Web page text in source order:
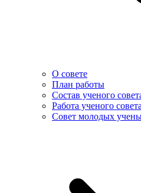
О совете
План работы
Состав ученого
Работа ученого совета
Совет молодых